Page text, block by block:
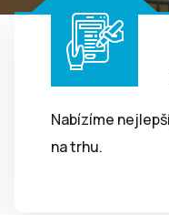
Nabízíme
na trhu.